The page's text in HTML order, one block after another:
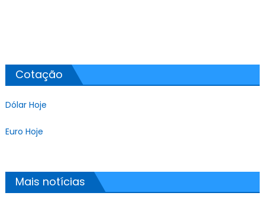
Cotação
Dólar Hoje
Euro Hoje
Mais notícias